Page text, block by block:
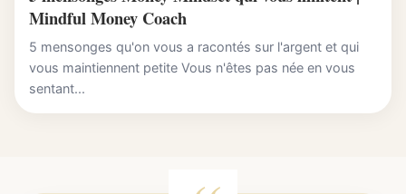
Mindful Money Coach
5 mensonges qu'on vous a racontés sur l'argent et qui
vous maintiennent petite Vous n'êtes pas née en vous
sentant...